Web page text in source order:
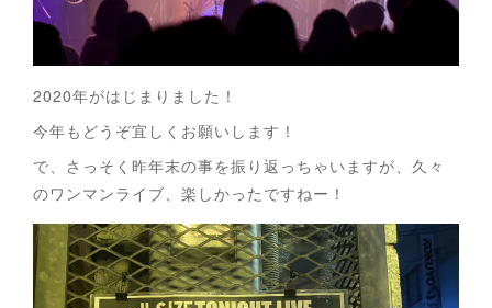
2020年がはじまりました！
今年もどうぞ宜しくお願いします！
で、さっそく昨年末の事を振り返っちゃいますが、久々
のワンマンライブ、楽しかったですねー！